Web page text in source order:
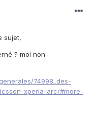
sujet,
? moi non
74998_des-
xperia-arc/#more-